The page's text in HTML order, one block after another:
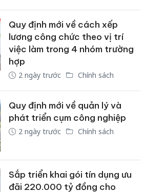
Quy định mới về cách xếp
lương công chức theo vị trí
việc làm trong 4 nhóm trường
hợp
2 ngày trước Chính sách
Quy định mới về quản lý và
phát triển cụm công nghiệp
2 ngày trước Chính sách
Sắp triển khai gói tín dụng ưu
đãi 220.000 tỷ đồng cho